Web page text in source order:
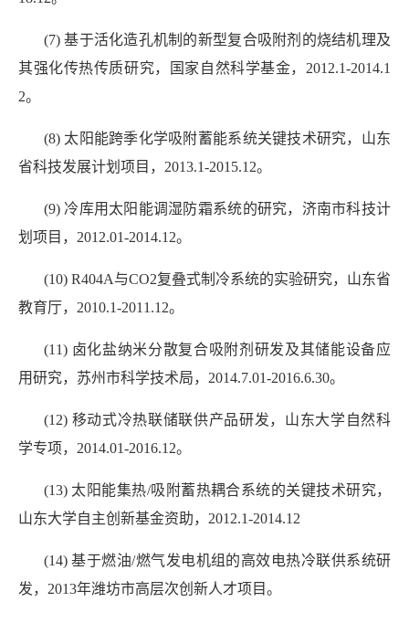
(7) 基于活化造孔机制的新型复合吸附剂的烧结机理及
其强化传热传质研究，国家自然科学基金，2012.1-2014.1
2。
(8) 太阳能跨季化学吸附蓄能系统关键技术研究，山东
省科技发展计划项目，2013.1-2015.12。
(9) 冷库用太阳能调湿防霜系统的研究，济南市科技计
划项目，2012.01-2014.12。
(10) R404A与CO2复叠式制冷系统的实验研究，山东省
教育厅，2010.1-2011.12。
(11) 卤化盐纳米分散复合吸附剂研发及其储能设备应
用研究，苏州市科学技术局，2014.7.01-2016.6.30。
(12) 移动式冷热联储联供产品研发，山东大学自然科
学专项，2014.01-2016.12。
(13) 太阳能集热/吸附蓄热耦合系统的关键技术研究，
山东大学自主创新基金资助，2012.1-2014.12
(14) 基于燃油/燃气发电机组的高效电热冷联供系统研
发，2013年潍坊市高层次创新人才项目。